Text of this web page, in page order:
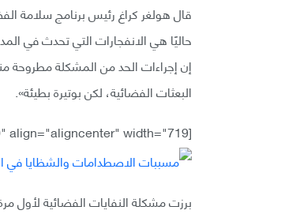
قال هولغر كراغ رئيس برنامج سلامة
حاليًا هي الانفجارات التي تحدث في
إن إجراءات الحد من المشكلة
البعثات الفضائية، لكن بوتيرة بطيئة».
[caption id="attachment_94060" align="aligncenter" width="719"]
برزت مشكلة النفايات الفضائية لأول